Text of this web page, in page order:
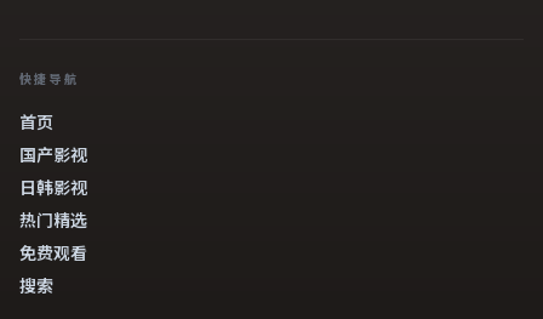
快捷导航
首页
国产影视
日韩影视
热门精选
免费观看
搜索